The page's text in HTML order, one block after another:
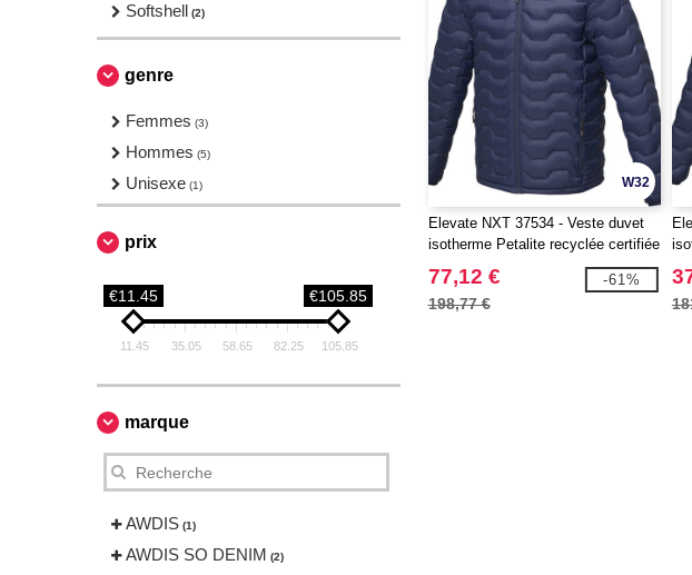
Softshell (2)
genre
Femmes (3)
Hommes (5)
Unisexe (1)
prix
€11.45 €105.85
11.45 35.05 58.65 82.25 105.85
marque
AWDIS (1)
AWDIS SO DENIM (2)
W32
Elevate NXT 37534 - Veste duvet
isotherme Petalite recyclée certifiée
GRS pour homme
77,12 €
198,77 €
-61%